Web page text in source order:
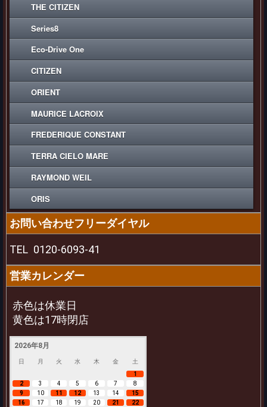
THE CITIZEN
Series8
Eco-Drive One
CITIZEN
ORIENT
MAURICE LACROIX
FREDERIQUE CONSTANT
TERRA CIELO MARE
RAYMOND WEIL
ORIS
お問い合わせフリーダイヤル
TEL 0120-6093-41
営業カレンダー
赤色は休業日
黄色は17時閉店
2026年8月
日 月 火 水 木 金
土
1
2
3 4 5 6 7
8
9
10 11 12 13 14
15
16
17 18 19 20 21
22